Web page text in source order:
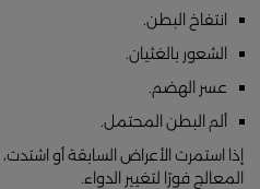
انتفاخ البطن.
الشعور بالغثيان.
عسر الهضم.
ألم البطن المحتمل.
إذا استمرت الأعراض السابقة أو
المعالج فورًا لتغيير الدواء.